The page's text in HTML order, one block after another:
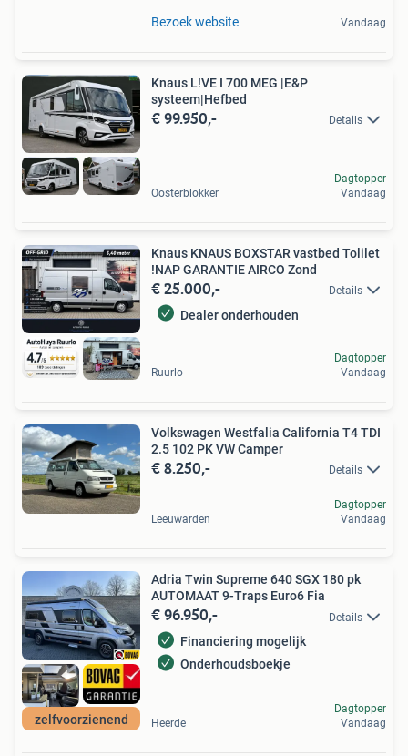
Bezoek website Vandaag
Knaus L!VE I 700 MEG |E&P
systeem|Hefbed
€ 99.950,- Details
Oosterblokker
Dagtopper
Vandaag
Knaus KNAUS BOXSTAR vastbed Tolilet
!NAP GARANTIE AIRCO Zond
€ 25.000,- Details
Dealer onderhouden
Ruurlo
Dagtopper
Vandaag
Volkswagen Westfalia California T4 TDI
2.5 102 PK VW Camper
€ 8.250,- Details
Leeuwarden
Dagtopper
Vandaag
zelfvoorzienend
Adria Twin Supreme 640 SGX 180 pk
AUTOMAAT 9-Traps Euro6 Fia
€ 96.950,- Details
Financiering mogelijk
Onderhoudsboekje
Heerde
Dagtopper
Vandaag